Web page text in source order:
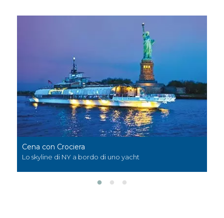
Benihana of Tokyo
Un angolo di Giappone nel cuore di NY